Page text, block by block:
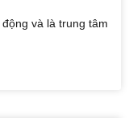
và là trung tâm